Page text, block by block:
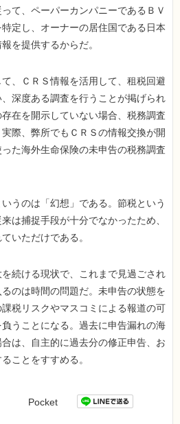
て、ペーパーカンパニーであるＢＶ
定し、オーナーの居住国である日本
を提供するからだ。
、ＣＲＳ情報を活用して、租税回避
深度ある調査を行うことが掲げられ
在を開示していない場合、税務調査
際、弊所でもＣＲＳの情報交換が開
た海外生命保険の未申告の税務調査
うのは「幻想」である。節税という
は捕捉手段が十分でなかったため、
いただけである。
続ける現状で、これまで見過ごされ
のは時間の問題だ。未申告の状態を
税リスクやマスコミによる報道の可
うことになる。過去に申告漏れの海
は、自主的に過去分の修正申告、お
ことをすすめる。
Pocket